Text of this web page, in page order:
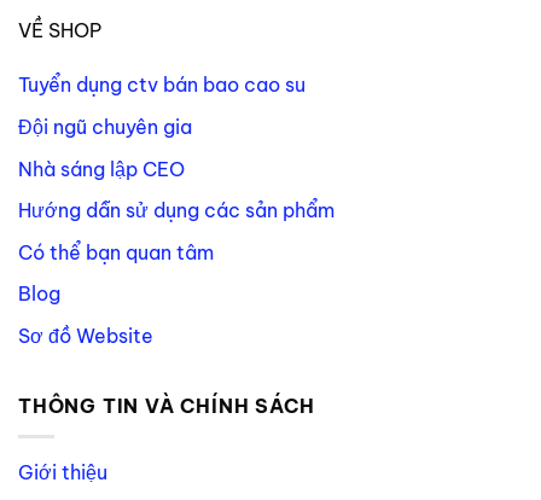
VỀ SHOP
Tuyển dụng ctv bán bao cao su
Đội ngũ chuyên gia
Nhà sáng lập CEO
Hướng dẫn sử dụng các sản phẩm
Có thể bạn quan tâm
Blog
Sơ đồ Website
THÔNG TIN VÀ CHÍNH SÁCH
Giới thiệu